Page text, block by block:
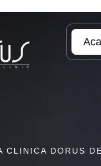
CLINICA DORUS